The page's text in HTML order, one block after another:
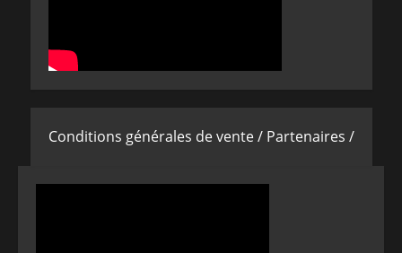
Conditions générales de vente / Partenaires /